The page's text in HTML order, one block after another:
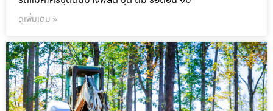
ดูเพิ่มเติม »